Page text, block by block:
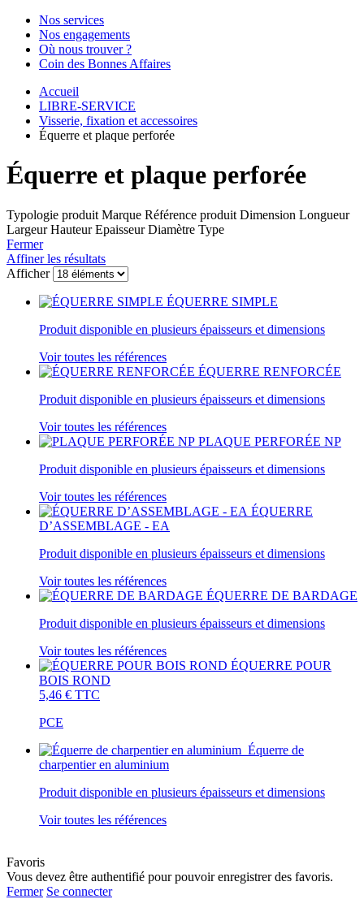
Nos services
Nos engagements
Où nous trouver ?
Coin des Bonnes Affaires
Accueil
LIBRE-SERVICE
Visserie, fixation et accessoires
Équerre et plaque perforée
Équerre et plaque perforée
Typologie produit Marque Référence produit Dimension Longueur
Largeur Hauteur Epaisseur Diamètre Type
Fermer
Affiner les résultats
Afficher
ÉQUERRE SIMPLE
Produit disponible en plusieurs épaisseurs et dimensions
Voir toutes les références
ÉQUERRE RENFORCÉE
Produit disponible en plusieurs épaisseurs et dimensions
Voir toutes les références
PLAQUE PERFORÉE NP
Produit disponible en plusieurs épaisseurs et dimensions
Voir toutes les références
ÉQUERRE
D’ASSEMBLAGE - EA
Produit disponible en plusieurs épaisseurs et dimensions
Voir toutes les références
ÉQUERRE DE BARDAGE
Produit disponible en plusieurs épaisseurs et dimensions
Voir toutes les références
ÉQUERRE POUR
BOIS ROND
5,46 € TTC
PCE
Équerre de
charpentier en aluminium
Produit disponible en plusieurs épaisseurs et dimensions
Voir toutes les références
Favoris
Vous devez être authentifié pour pouvoir enregistrer des favoris.
Fermer Se connecter